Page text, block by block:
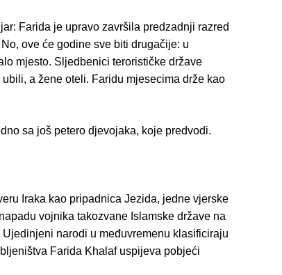
Farida je upravo završila predzadnji razred
ove će godine sve biti drugačije: u
mjesto. Sljedbenici terorističke države
a žene oteli. Faridu mjesecima drže kao
sa još petero djevojaka, koje predvodi.
Iraka kao pripadnica Jezida, jedne vjerske
vojnika takozvane Islamske države na
narodi u međuvremenu klasificiraju
Farida Khalaf uspijeva pobjeći